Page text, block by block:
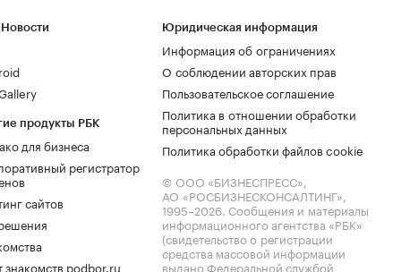
продукты РБК
для бизнеса
регистратор
сайтов
знакомств podbor.ru
Юридическая информация
Информация об ограничениях
О соблюдении авторских прав
Пользовательское соглашение
Политика в отношении обработки
персональных данных
Политика обработки файлов cookie
© ООО «БИЗНЕСПРЕСС»,
АО «РОСБИЗНЕСКОНСАЛТИНГ»,
1995–2026. Сообщения и материалы
информационного агентства «РБК»
(свидетельство о регистрации
средства массовой информации
выдано Федеральной службой